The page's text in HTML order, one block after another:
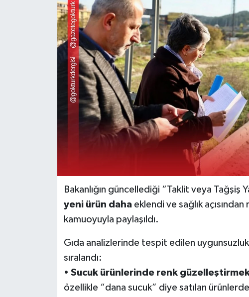
Bakanlığın güncellediği “Taklit veya Tağşiş
yeni ürün dahaeklendi ve sağlık
kamuoyuyla paylaşıldı.
Gıda analizlerinde tespit edilen
sıralandı:
• Sucuk ürünlerinde renk güzelleştirmek
özellikle “dana sucuk” diye satılan
MAGAZİN
ÖZEL HABER